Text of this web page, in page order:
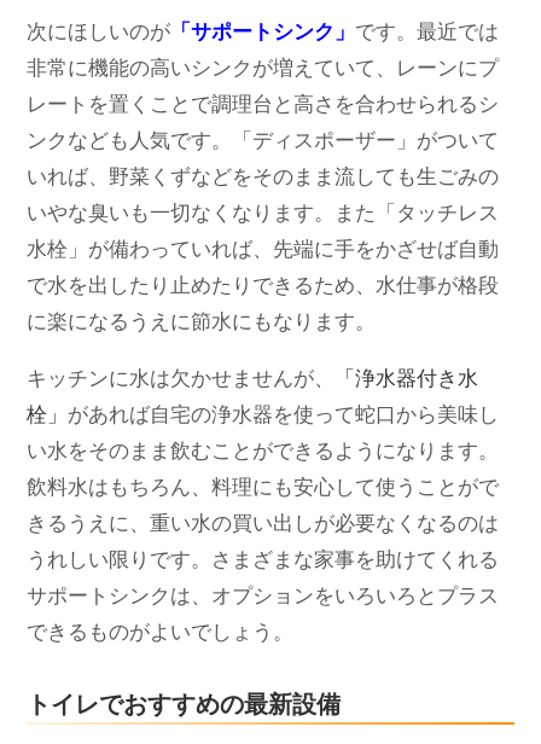
次にほしいのが「サポートシンク」 です。最近では
非常に機能の高いシンクが増えていて、レーンにプ
レートを置くことで調理台と高さを合わせられるシ
ンクなども人気です。「ディスポーザー」がついて
いれば、野菜くずなどをそのまま流しても生ごみの
いやな臭いも一切なくなります。また「タッチレス
水栓」が備わっていれば、先端に手をかざせば自動
で水を出したり止めたりできるため、水仕事が格段
に楽になるうえに節水にもなります。
キッチンに水は欠かせませんが、
「浄水器付き水
栓」 があれば自宅の浄水器を使って蛇口から美味し
い水をそのまま飲むことができるようになります。
飲料水はもちろん、料理にも安心して使うことがで
きるうえに、重い水の買い出しが必要なくなるのは
うれしい限りです。さまざまな家事を助けてくれる
サポートシンクは、オプションをいろいろとプラス
できるものがよいでしょう。
トイレでおすすめの最新設備